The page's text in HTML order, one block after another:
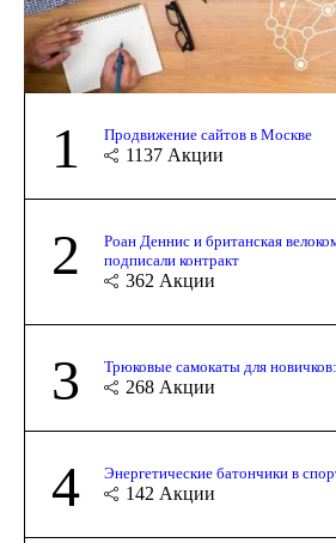
1 Продвижение сайтов в Москве
1137 Акции
2
Роан Деннис и британская
подписали контракт
362 Акции
3 Трюковые самокаты для
268 Акции
4 Энергетические батончики в
142 Акции